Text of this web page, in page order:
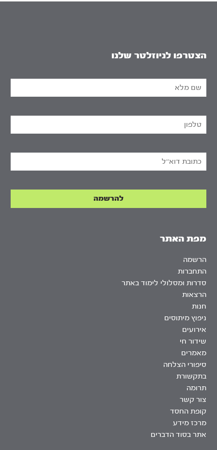
מפת האתר
הרשמה
התחברות
סדרות ומסלולי לימוד באתר
הרצאות
חנות
ניפוץ מיתוסים
אירועים
שידור חי
מאמרים
סיפורי הצלחה
בתקשורת
תרומה
צור קשר
קופת החסד
מרכז מידע
אתר בסוד הדברים
הצטרפו לניוזלטר שלנו